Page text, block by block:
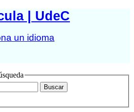
| UdeC
un idioma